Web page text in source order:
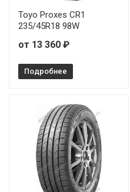
Toyo Proxes CR1
235/45R18 98W
от 13 360 ₽
Подробнее